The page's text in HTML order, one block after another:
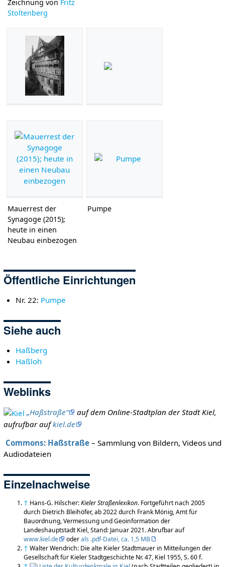
Zeichnung von Fritz
Stoltenberg
Mauerrest der
Synagoge (2015);
heute in einen
Neubau einbezogen
Pumpe
Öffentliche Einrichtungen
Nr. 22: Pumpe
Siehe auch
Haßberg
Haßloh
Weblinks
„Haßstraße“
auf dem Online-Stadtplan der Stadt Kiel,
aufrufbar aufkiel.de
Commons: Haßstraße– Sammlung von Bildern, Videos und
Audiodateien
Einzelnachweise
↑ Hans-G. Hilscher:Kieler Straßenlexikon. Fortgeführt nach 2005
durch Dietrich Bleihöfer, ab 2022 durch Frank Mönig, Amt für
Bauordnung, Vermessung und Geoinformation der
Landeshauptstadt Kiel, Stand: Januar 2021. Abrufbar auf
www.kiel.de
oderals .pdf-Datei, ca. 1,5 MB
↑ Walter Wendrich: Die alte Kieler Stadtmauer in Mitteilungen der
Gesellschaft für Kieler Stadtgeschichte Nr. 47, Kiel 1955, S. 60 f.